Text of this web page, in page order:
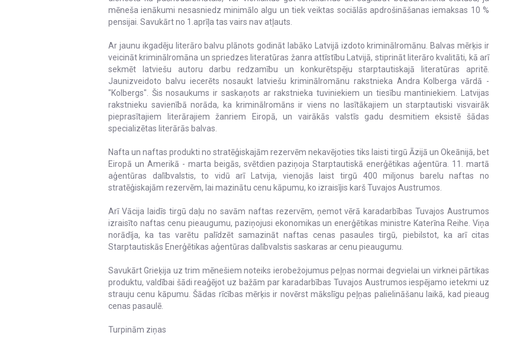
mēneša ienākumi nesasniedz minimālo algu un tiek veiktas sociālās apdrošināšanas iemaksas 10 %
pensijai. Savukārt no 1.aprīļa tas vairs nav atļauts.
Ar jaunu ikgadēju literāro balvu plānots godināt labāko Latvijā izdoto kriminālromānu. Balvas mērķis ir
veicināt kriminālromāna un spriedzes literatūras žanra attīstību Latvijā, stiprināt literāro kvalitāti, kā arī
sekmēt latviešu autoru darbu redzamību un konkurētspēju starptautiskajā literatūras apritē.
Jaunizveidoto balvu iecerēts nosaukt latviešu kriminālromānu rakstnieka Andra Kolberga vārdā -
"Kolbergs". Šis nosaukums ir saskaņots ar rakstnieka tuviniekiem un tiesību mantiniekiem. Latvijas
rakstnieku savienībā norāda, ka kriminālromāns ir viens no lasītākajiem un starptautiski visvairāk
pieprasītajiem literārajiem žanriem Eiropā, un vairākās valstīs gadu desmitiem eksistē šādas
specializētas literārās balvas.
Nafta un naftas produkti no stratēģiskajām rezervēm nekavējoties tiks laisti tirgū Āzijā un Okeānijā, bet
Eiropā un Amerikā - marta beigās, svētdien paziņoja Starptautiskā enerģētikas aģentūra. 11. martā
aģentūras dalībvalstis, to vidū arī Latvija, vienojās laist tirgū 400 miljonus barelu naftas no
stratēģiskajām rezervēm, lai mazinātu cenu kāpumu, ko izraisījis karš Tuvajos Austrumos.
Arī Vācija laidīs tirgū daļu no savām naftas rezervēm, ņemot vērā karadarbības Tuvajos Austrumos
izraisīto naftas cenu pieaugumu, paziņojusi ekonomikas un enerģētikas ministre Katerīna Reihe. Viņa
norādīja, ka tas varētu palīdzēt samazināt naftas cenas pasaules tirgū, piebilstot, ka arī citas
Starptautiskās Enerģētikas aģentūras dalībvalstis saskaras ar cenu pieaugumu.
Savukārt Grieķija uz trim mēnešiem noteiks ierobežojumus peļņas normai degvielai un virknei pārtikas
produktu, valdībai šādi reaģējot uz bažām par karadarbības Tuvajos Austrumos iespējamo ietekmi uz
strauju cenu kāpumu. Šādas rīcības mērķis ir novērst mākslīgu peļņas palielināšanu laikā, kad pieaug
cenas pasaulē.
Turpinām ziņas